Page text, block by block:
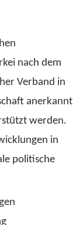
nach dem
Verband in
anerkannt
werden.
in
politische